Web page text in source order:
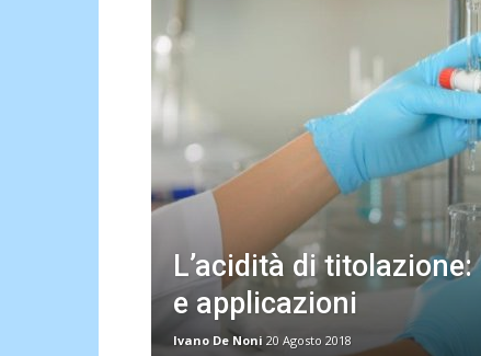
L’acidità di
e applicazioni
Ivano De Noni 20 Agosto 2018